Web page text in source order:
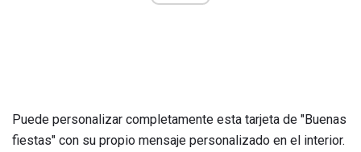
Puede personalizar completamente esta tarjeta de "Buenas
fiestas" con su propio mensaje personalizado en el interior.